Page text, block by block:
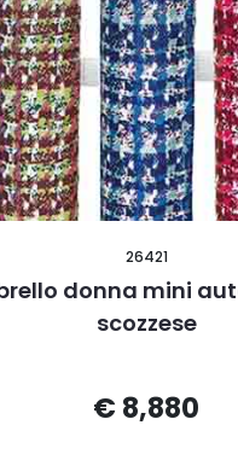
26421
donna mini
scozzese
€ 8,880